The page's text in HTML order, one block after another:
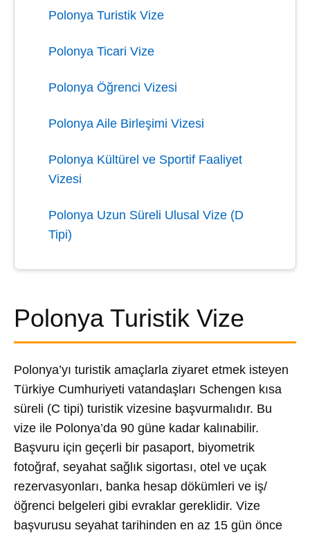
Polonya Turistik Vize
Polonya Ticari Vize
Polonya Öğrenci Vizesi
Polonya Aile Birleşimi Vizesi
Polonya Kültürel ve Sportif Faaliyet
Vizesi
Polonya Uzun Süreli Ulusal Vize (D
Tipi)
Polonya Turistik Vize
Polonya’yı turistik amaçlarla ziyaret etmek isteyen
Türkiye Cumhuriyeti vatandaşları Schengen kısa
süreli (C tipi) turistik vizesine başvurmalıdır. Bu
vize ile Polonya’da 90 güne kadar kalınabilir.
Başvuru için geçerli bir pasaport, biyometrik
fotoğraf, seyahat sağlık sigortası, otel ve uçak
rezervasyonları, banka hesap dökümleri ve iş/
öğrenci belgeleri gibi evraklar gereklidir. Vize
başvurusu seyahat tarihinden en az 15 gün önce